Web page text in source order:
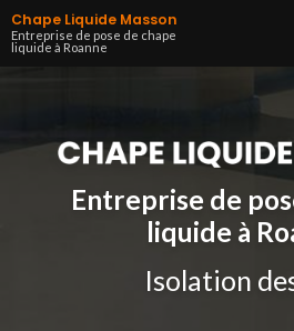
Aller
au
contenu
Chape Liquide Masson
Entreprise de pose de chape
liquide à Roanne
Entreprise de
liquide à
Isolation